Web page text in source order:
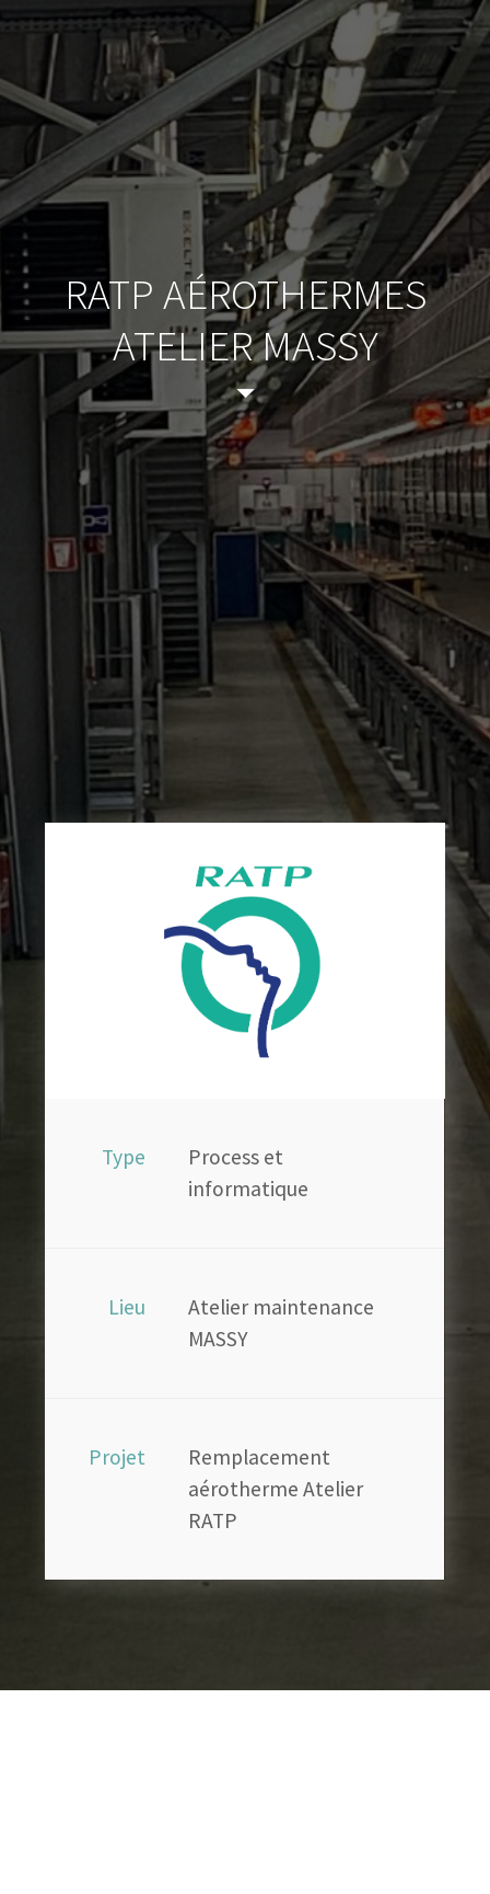
RATP AÉROTHERMES
ATELIER MASSY
Type
Process et
informatique
Lieu
Atelier maintenance
MASSY
Projet
Remplacement
aérotherme Atelier
RATP